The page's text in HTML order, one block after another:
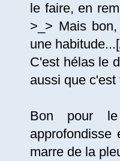
le faire, en
>_> Mais
une
C'est hélas le
aussi que
Bon pour
approfondisse
marre de la